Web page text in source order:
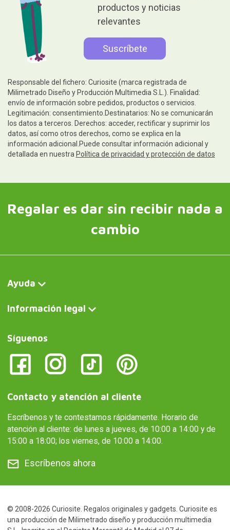
productos y noticias
relevantes
Responsable del fichero: Curiosite (marca registrada de
Milimetrado Diseño y Producción Multimedia S.L.). Finalidad:
envío de información sobre pedidos, productos o servicios.
Legitimación: consentimiento.Destinatarios: No se comunicarán
los datos a terceros. Derechos: acceder, rectificar y suprimir los
datos, así como otros derechos, como se explica en la
información adicional.Puede consultar información adicional y
detallada en nuestra Política de privacidad y protección de datos
Regalar es dar sin recibir nada a
cambio
Ayuda
Información legal
Síguenos
Contacto y atención al cliente
Escríbenos y te contestamos rápidamente. Horario de
atención al cliente: de lunes a jueves, de 10:00 a 14:00 y de
15:00 a 18:00; los viernes, de 10:00 a 14:00.
Escríbenos ahora
© 2008-2026 Curiosite. Regalos originales y gadgets. Curiosite es
una producción de Milimetrado diseño y producción multimedia